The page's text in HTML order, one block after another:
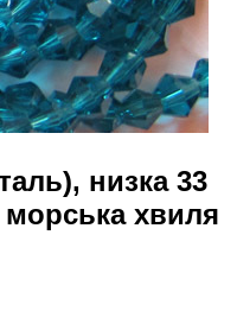
низка 33
хвиля